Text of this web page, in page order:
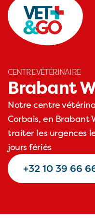
CENTRE VÉTÉRINAIRE
Brabant
Notre centre
Corbais, en Brabant
traiter les urgences
jours fériés
+32 10 39 66